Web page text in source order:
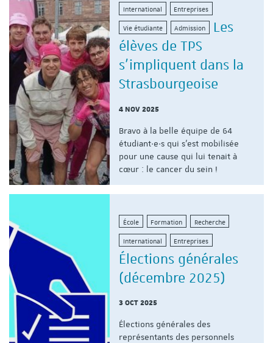
International Entreprises
Vie étudiante Admission
Les
élèves de TPS
s'impliquent dans la
Strasbourgeoise
4 NOV 2025
Bravo à la belle équipe de 64
étudiant·e·s qui s'est mobilisée
pour une cause qui lui tenait à
cœur : le cancer du sein !
École Formation Recherche
International Entreprises
Élections générales
(décembre 2025)
3 OCT 2025
Élections générales des
représentants des personnels